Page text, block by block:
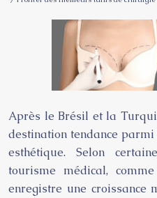
Après le Brésil et la
destination tendance
esthétique. Selon
tourisme médical,
enregistre une croissance